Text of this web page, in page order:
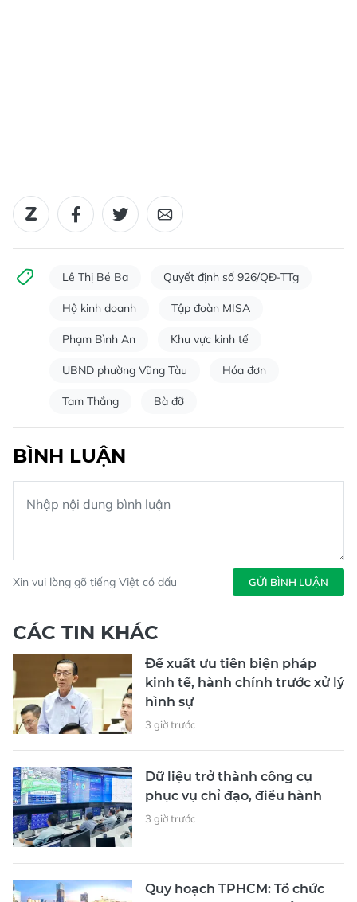
Lê Thị Bé Ba Quyết định số 926/QĐ-TTg
Hộ kinh doanh Tập đoàn MISA
Phạm Bình An Khu vực kinh tế
UBND phường Vũng Tàu Hóa đơn
Tam Thắng Bà đỡ
BÌNH LUẬN
Xin vui lòng gõ tiếng Việt có dấu GỬI BÌNH LUẬN
CÁC TIN KHÁC
Đề xuất ưu tiên biện pháp
kinh tế, hành chính trước xử lý
hình sự
3 giờ trước
Dữ liệu trở thành công cụ
phục vụ chỉ đạo, điều hành
3 giờ trước
Quy hoạch TPHCM: Tổ chức